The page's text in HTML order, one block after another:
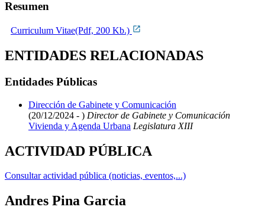
Resumen
Curriculum Vitae(Pdf, 200 Kb.)
ENTIDADES RELACIONADAS
Entidades Públicas
Dirección de Gabinete y Comunicación
(20/12/2024 - ) Director de Gabinete y Comunicación
Vivienda y Agenda Urbana Legislatura XIII
ACTIVIDAD PÚBLICA
Consultar actividad pública (noticias, eventos,...)
Andres Pina Garcia